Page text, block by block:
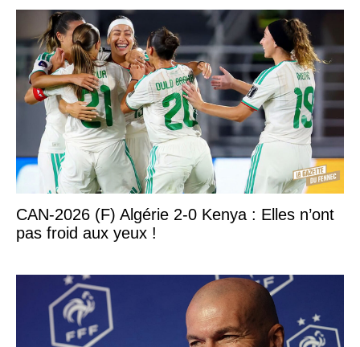
CAN-2026 (F) Algérie 2-0 Kenya : Elles n’ont
pas froid aux yeux !